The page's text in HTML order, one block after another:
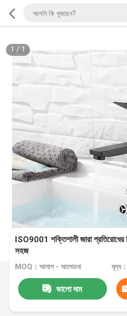
1 / 1
ISO9001 শক্তিশালী জারা প্রতিরোধের
সহজ
MOQ：আলাপ - আলোচনা মূল্য
ভালো দাম